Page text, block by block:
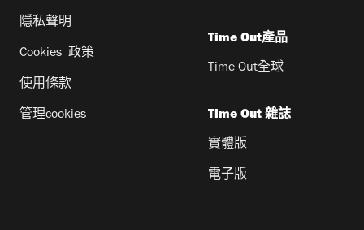
隱私聲明
Cookies 政策
使用條款
管理cookies
Time Out產品
Time Out全球
Time Out 雜誌
實體版
電子版